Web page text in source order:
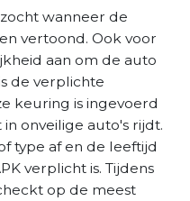
wanneer de
vertoond. Ook voor
aan om de auto
de verplichte
keuring is ingevoerd
onveilige auto's rijdt.
type af en de leeftijd
verplicht is. Tijdens
op de meest